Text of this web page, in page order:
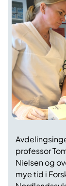
professor
Nielsen og
mye tid i